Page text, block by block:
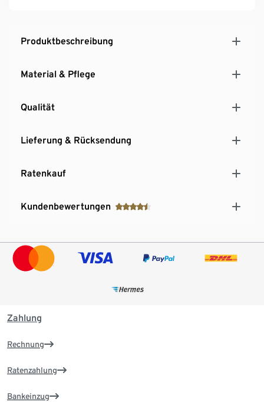
Produktbeschreibung
Material & Pflege
Qualität
Lieferung & Rücksendung
Ratenkauf
Kundenbewertungen
Zahlung
Rechnung
Ratenzahlung
Bankeinzug